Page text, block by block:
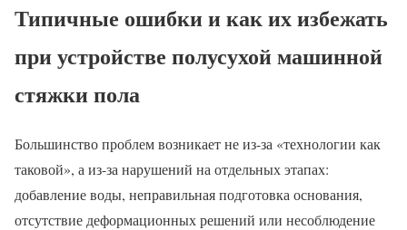
Типичные ошибки и как их избежать
при устройстве полусухой машинной
стяжки пола
Большинство проблем возникает не из-за «технологии как
таковой», а из-за нарушений на отдельных этапах:
добавление воды, неправильная подготовка основания,
отсутствие деформационных решений или несоблюдение